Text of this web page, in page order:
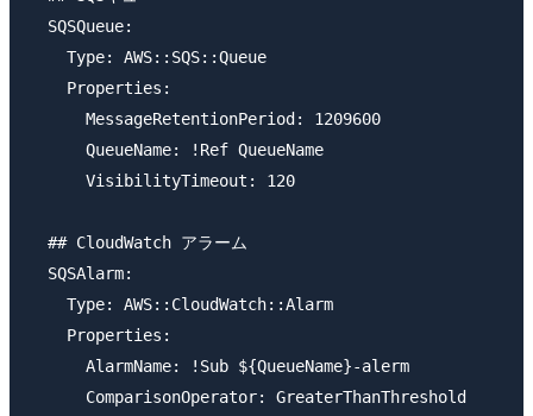
  SQSQueue:
    Type: AWS::SQS::Queue
    Properties:
      MessageRetentionPeriod: 1209600
      QueueName: !Ref QueueName
      VisibilityTimeout: 120
  ## CloudWatch アラーム
  SQSAlarm:
    Type: AWS::CloudWatch::Alarm
    Properties:
      AlarmName: !Sub ${QueueName}-alerm
      ComparisonOperator: GreaterThanThreshold